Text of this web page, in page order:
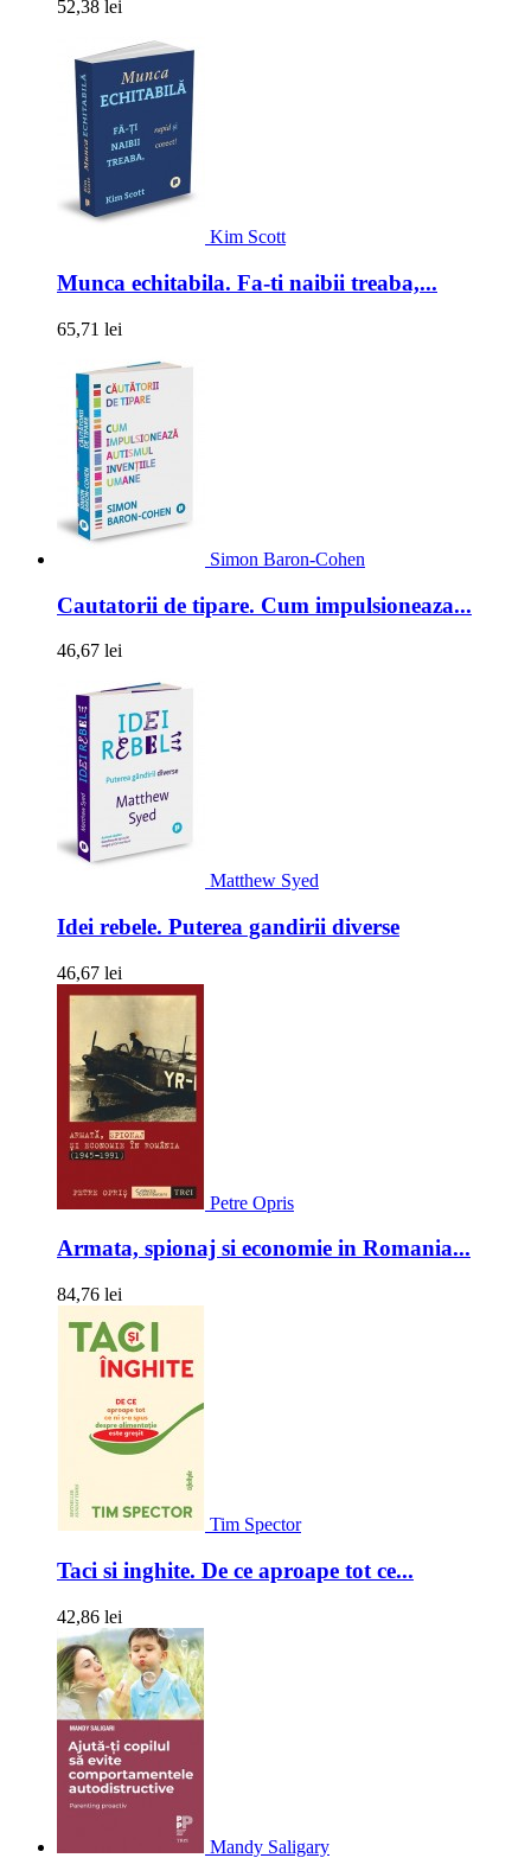
52,38 lei
Kim Scott
Munca echitabila. Fa-ti naibii treaba,...
65,71 lei
Simon Baron-Cohen
Cautatorii de tipare. Cum impulsioneaza...
46,67 lei
Matthew Syed
Idei rebele. Puterea gandirii diverse
46,67 lei
Petre Opris
Armata, spionaj si economie in Romania...
84,76 lei
Tim Spector
Taci si inghite. De ce aproape tot ce...
42,86 lei
Mandy Saligary